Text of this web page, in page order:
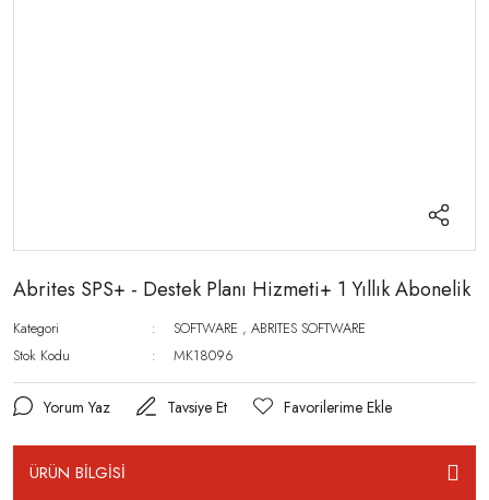
Abrites SPS+ - Destek Planı Hizmeti+ 1 Yıllık Abonelik
Kategori SOFTWARE ,ABRITES SOFTWARE
Stok Kodu
MK18096
Yorum Yaz Tavsiye Et
ÜRÜN BİLGİSİ